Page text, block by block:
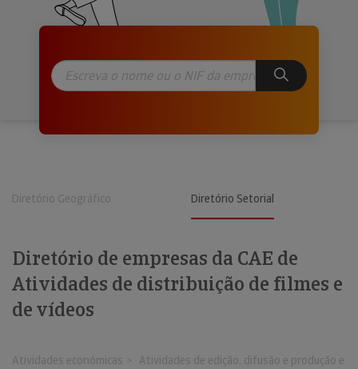
Diretório Geográfico Diretório Setorial
Diretório de empresas da CAE de
Atividades de distribuição de filmes e
de vídeos
Atividades económicas
Atividades de edição, difusão e produção e